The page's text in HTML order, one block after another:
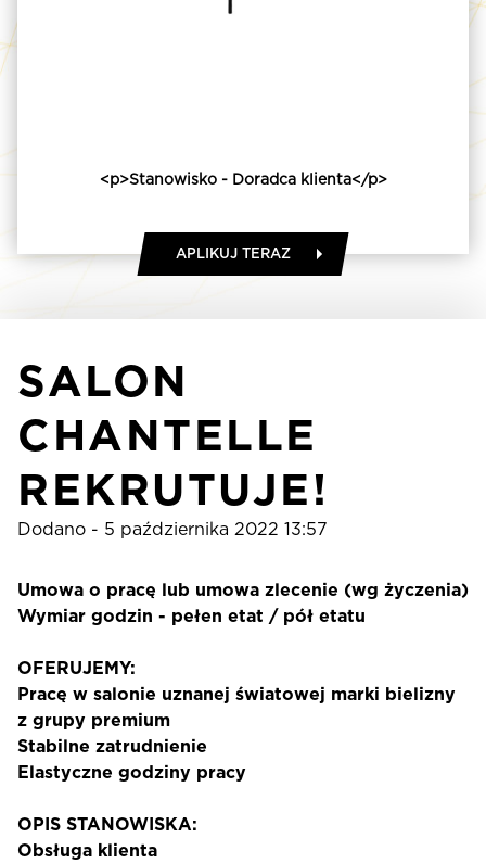
<p>Stanowisko - Doradca klienta</p>
APLIKUJ TERAZ
SALON
CHANTELLE
REKRUTUJE!
Dodano - 5 października 2022 13:57
Umowa o pracę lub umowa zlecenie (wg życzenia)
Wymiar godzin - pełen etat / pół etatu
OFERUJEMY:
Pracę w salonie uznanej światowej marki bielizny
z grupy premium
Stabilne zatrudnienie
Elastyczne godziny pracy
OPIS STANOWISKA:
Obsługa klienta